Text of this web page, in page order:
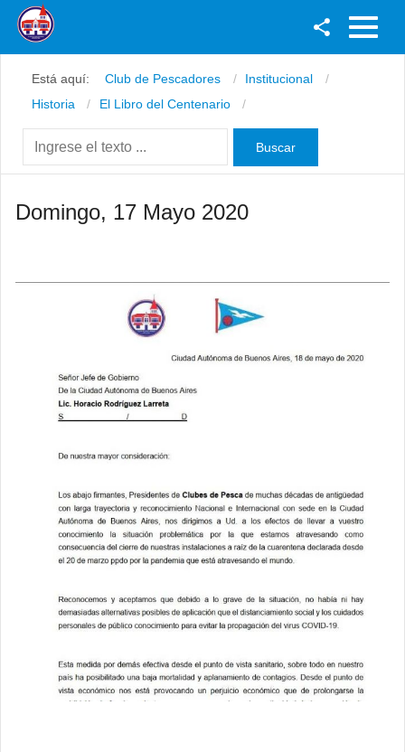
Youtube
Instagram
Está aquí: Club de Pescadores
Institucional
Historia
El Libro del Centenario
Domingo, 17 Mayo 2020